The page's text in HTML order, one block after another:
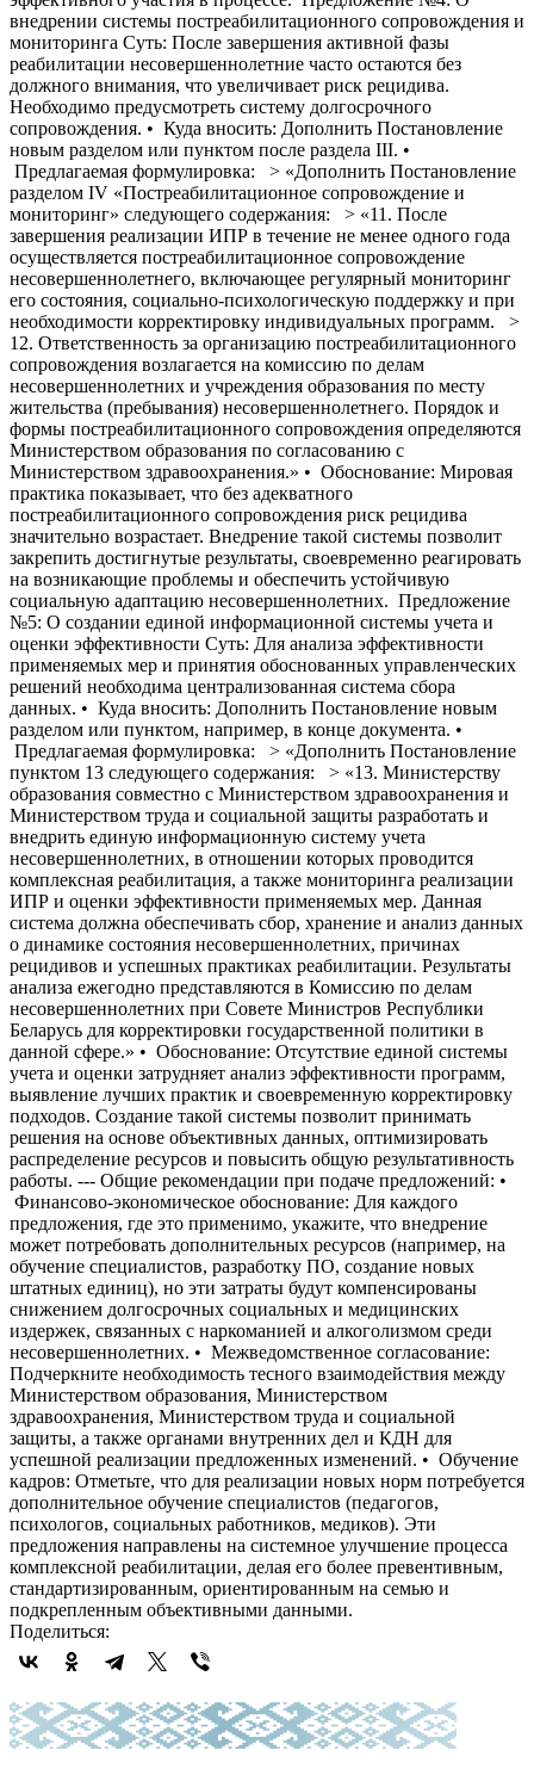
внедрении системы постреабилитационного сопровождения и
мониторинга Суть: После завершения активной фазы
реабилитации несовершеннолетние часто остаются без
должного внимания, что увеличивает риск рецидива.
Необходимо предусмотреть систему долгосрочного
сопровождения. • Куда вносить: Дополнить Постановление
новым разделом или пунктом после раздела III. •
Предлагаемая формулировка: > «Дополнить Постановление
разделом IV «Постреабилитационное сопровождение и
мониторинг» следующего содержания: > «11. После
завершения реализации ИПР в течение не менее одного года
осуществляется постреабилитационное сопровождение
несовершеннолетнего, включающее регулярный мониторинг
его состояния, социально-психологическую поддержку и при
необходимости корректировку индивидуальных программ. >
12. Ответственность за организацию постреабилитационного
сопровождения возлагается на комиссию по делам
несовершеннолетних и учреждения образования по месту
жительства (пребывания) несовершеннолетнего. Порядок и
формы постреабилитационного сопровождения определяются
Министерством образования по согласованию с
Министерством здравоохранения.» • Обоснование: Мировая
практика показывает, что без адекватного
постреабилитационного сопровождения риск рецидива
значительно возрастает. Внедрение такой системы позволит
закрепить достигнутые результаты, своевременно реагировать
на возникающие проблемы и обеспечить устойчивую
социальную адаптацию несовершеннолетних. Предложение
№5: О создании единой информационной системы учета и
оценки эффективности Суть: Для анализа эффективности
применяемых мер и принятия обоснованных управленческих
решений необходима централизованная система сбора
данных. • Куда вносить: Дополнить Постановление новым
разделом или пунктом, например, в конце документа. •
Предлагаемая формулировка: > «Дополнить Постановление
пунктом 13 следующего содержания: > «13. Министерству
образования совместно с Министерством здравоохранения и
Министерством труда и социальной защиты разработать и
внедрить единую информационную систему учета
несовершеннолетних, в отношении которых проводится
комплексная реабилитация, а также мониторинга реализации
ИПР и оценки эффективности применяемых мер. Данная
система должна обеспечивать сбор, хранение и анализ данных
о динамике состояния несовершеннолетних, причинах
рецидивов и успешных практиках реабилитации. Результаты
анализа ежегодно представляются в Комиссию по делам
несовершеннолетних при Совете Министров Республики
Беларусь для корректировки государственной политики в
данной сфере.» • Обоснование: Отсутствие единой системы
учета и оценки затрудняет анализ эффективности программ,
выявление лучших практик и своевременную корректировку
подходов. Создание такой системы позволит принимать
решения на основе объективных данных, оптимизировать
распределение ресурсов и повысить общую результативность
работы. --- Общие рекомендации при подаче предложений: •
Финансово-экономическое обоснование: Для каждого
предложения, где это применимо, укажите, что внедрение
может потребовать дополнительных ресурсов (например, на
обучение специалистов, разработку ПО, создание новых
штатных единиц), но эти затраты будут компенсированы
снижением долгосрочных социальных и медицинских
издержек, связанных с наркоманией и алкоголизмом среди
несовершеннолетних. • Межведомственное согласование:
Подчеркните необходимость тесного взаимодействия между
Министерством образования, Министерством
здравоохранения, Министерством труда и социальной
защиты, а также органами внутренних дел и КДН для
успешной реализации предложенных изменений. • Обучение
кадров: Отметьте, что для реализации новых норм потребуется
дополнительное обучение специалистов (педагогов,
психологов, социальных работников, медиков). Эти
предложения направлены на системное улучшение процесса
комплексной реабилитации, делая его более превентивным,
стандартизированным, ориентированным на семью и
подкрепленным объективными данными.
Поделиться: